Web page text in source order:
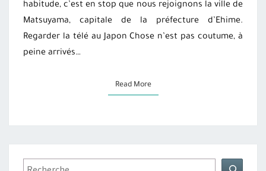
habitude, c’est en stop que nous rejoignons la ville de
Matsuyama, capitale de la préfecture d’Ehime.
Regarder la télé au Japon Chose n’est pas coutume, à
peine arrivés…
Read MoreRead More